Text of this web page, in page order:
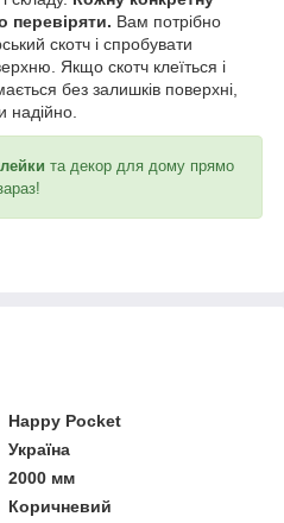
перевіряти. Вам потрібно
скотч і спробувати
Якщо скотч клеїться і
без залишків поверхні,
надійно.
та декор для дому прямо
Happy Pocket
Україна
2000 мм
Коричневий